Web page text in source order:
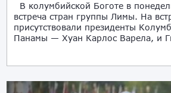
В колумбийской Боготе в
встреча стран группы Лимы. На
присутствовали президенты
Панамы — Хуан Карлос Варела, и